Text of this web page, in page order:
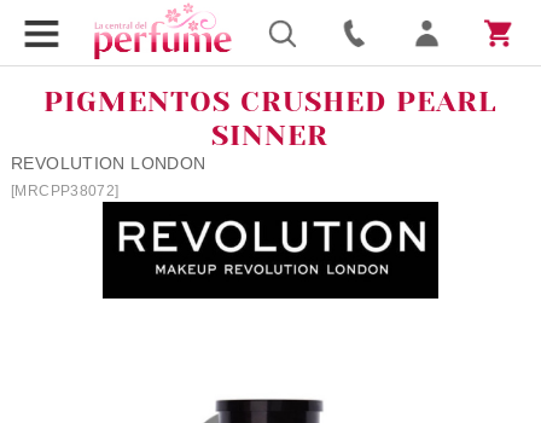
PIGMENTOS CRUSHED PEARL
SINNER
REVOLUTION LONDON
[MRCPP38072]